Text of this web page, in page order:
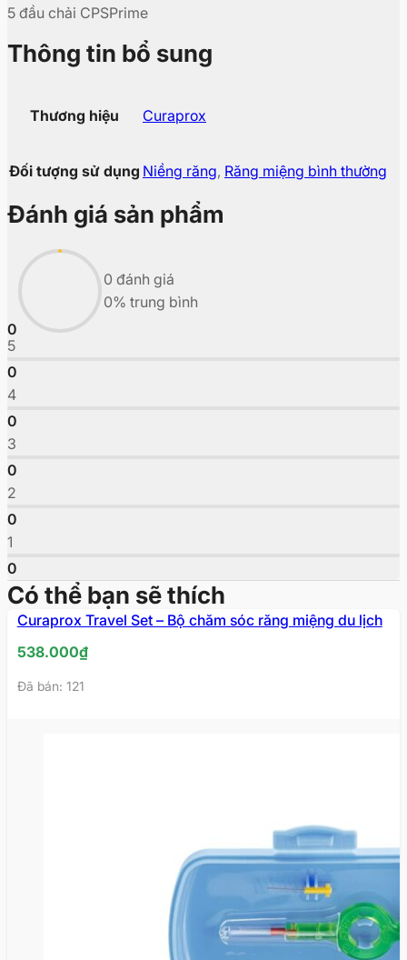
5 đầu chải CPSPrime
Thông tin bổ sung
Thương hiệu Curaprox
Đối tượng sử dụng Niềng răng, Răng miệng bình thường
Đánh giá sản phẩm
0
0 đánh giá
0% trung bình
5
0
4
0
3
0
2
0
1
0
Có thể bạn sẽ thích
Curaprox Travel Set – Bộ chăm sóc răng miệng du lịch
538.000₫
Đã bán: 121